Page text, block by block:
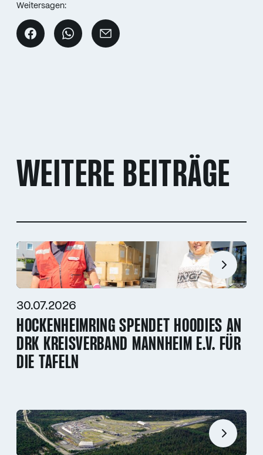
Weitersagen:
WEITERE BEITRÄGE
30.07.2026
HOCKENHEIMRING SPENDET HOODIES AN
DRK KREISVERBAND MANNHEIM E.V. FÜR
DIE TAFELN